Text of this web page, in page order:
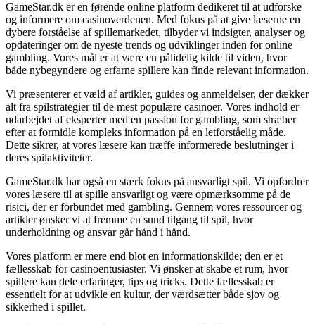
GameStar.dk er en førende online platform dedikeret til at udforske
og informere om casinoverdenen. Med fokus på at give læserne en
dybere forståelse af spillemarkedet, tilbyder vi indsigter, analyser og
opdateringer om de nyeste trends og udviklinger inden for online
gambling. Vores mål er at være en pålidelig kilde til viden, hvor
både nybegyndere og erfarne spillere kan finde relevant information.
Vi præsenterer et væld af artikler, guides og anmeldelser, der dækker
alt fra spilstrategier til de mest populære casinoer. Vores indhold er
udarbejdet af eksperter med en passion for gambling, som stræber
efter at formidle kompleks information på en letforståelig måde.
Dette sikrer, at vores læsere kan træffe informerede beslutninger i
deres spilaktiviteter.
GameStar.dk har også en stærk fokus på ansvarligt spil. Vi opfordrer
vores læsere til at spille ansvarligt og være opmærksomme på de
risici, der er forbundet med gambling. Gennem vores ressourcer og
artikler ønsker vi at fremme en sund tilgang til spil, hvor
underholdning og ansvar går hånd i hånd.
Vores platform er mere end blot en informationskilde; den er et
fællesskab for casinoentusiaster. Vi ønsker at skabe et rum, hvor
spillere kan dele erfaringer, tips og tricks. Dette fællesskab er
essentielt for at udvikle en kultur, der værdsætter både sjov og
sikkerhed i spillet.